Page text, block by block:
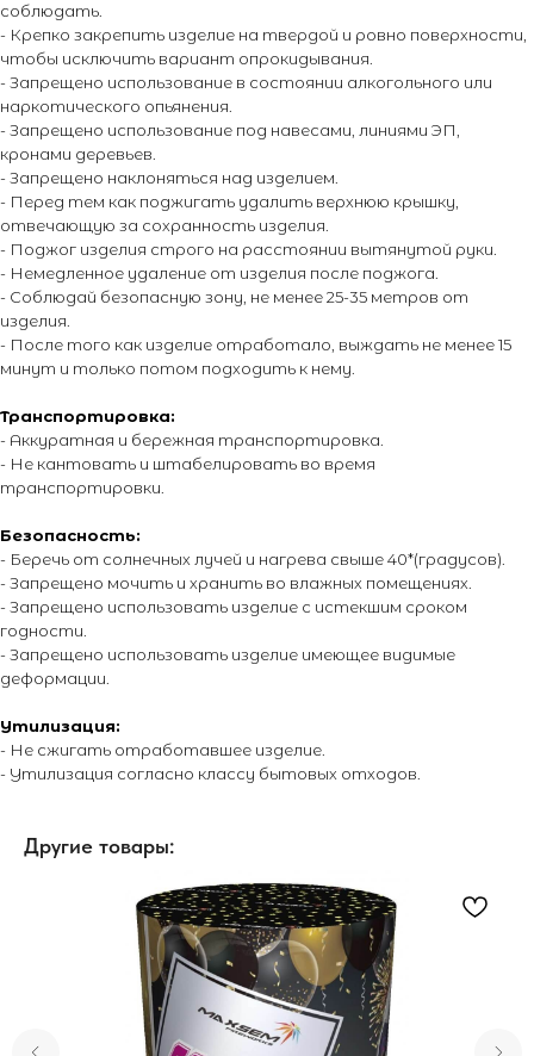
соблюдать.
- Крепко закрепить изделие на твердой и ровно поверхности,
чтобы исключить вариант опрокидывания.
- Запрещено использование в состоянии алкогольного или
наркотического опьянения.
- Запрещено использование под навесами, линиями ЭП,
кронами деревьев.
- Запрещено наклоняться над изделием.
- Перед тем как поджигать удалить верхнюю крышку,
отвечающую за сохранность изделия.
- Поджог изделия строго на расстоянии вытянутой руки.
- Немедленное удаление от изделия после поджога.
- Соблюдай безопасную зону, не менее 25-35 метров от
изделия.
- После того как изделие отработало, выждать не менее 15
минут и только потом подходить к нему.
Транспортировка:
- Аккуратная и бережная транспортировка.
- Не кантовать и штабелировать во время
транспортировки.
Безопасность:
- Беречь от солнечных лучей и нагрева свыше 40*(градусов).
- Запрещено мочить и хранить во влажных помещениях.
- Запрещено использовать изделие с истекшим сроком
годности.
- Запрещено использовать изделие имеющее видимые
деформации.
Утилизация:
- Не сжигать отработавшее изделие.
- Утилизация согласно классу бытовых отходов.
Другие товары:
О магазине
О компании
Контакты
Поставщики
Новости
Покупателям
Каталог
Каталог эффектов
Оплата и доставка
Возврат и обмен
г. Москва, ул. Тимирязевская, д. 2/3
пиротехники. Продажа пиротехнической продукции осуществляется
что вся информация, размещенная на настоящем интернет-сайте,
носит исключительно информационный характер и ни при каких
условиях не являются публичной офертой, определяемой
положениями Статьи 437 Гражданского кодекса Российской
Федерации. Для получения точной информации о стоимости
компании. Подробнее на отдельной
Оставить отзыв